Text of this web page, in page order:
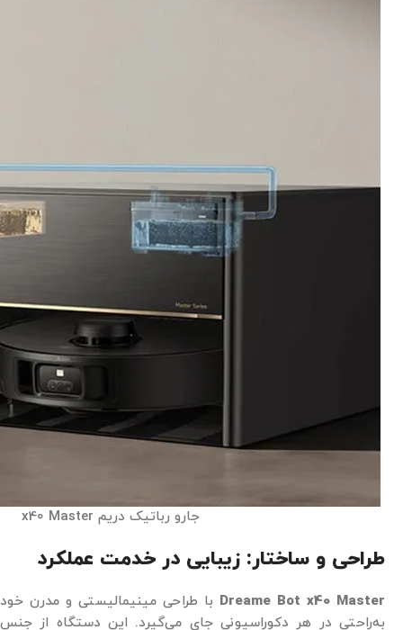
جارو رباتیک دریم x40 Master
طراحی و ساختار: زیبایی در خدمت عملکرد
Dreame Bot x40 Master با طراحی مینیمالیستی و مدرن خود
به‌راحتی در هر دکوراسیونی جای می‌گیرد. این دستگاه از جنس